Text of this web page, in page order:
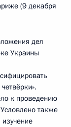
(9 декабря
дел
Украины
к проведению
также